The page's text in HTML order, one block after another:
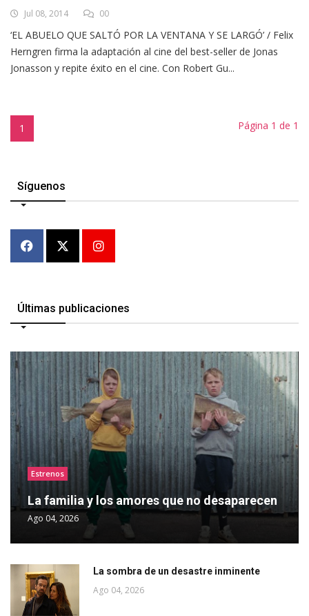
Jul 08, 2014 00
‘EL ABUELO QUE SALTÓ POR LA VENTANA Y SE LARGÓ’ / Felix
Herngren firma la adaptación al cine del best-seller de Jonas
Jonasson y repite éxito en el cine. Con Robert Gu...
1 Página 1 de 1
Síguenos
Últimas publicaciones
Estrenos
La familia y los amores que no desaparecen
Ago 04, 2026
La sombra de un desastre inminente
Ago 04, 2026